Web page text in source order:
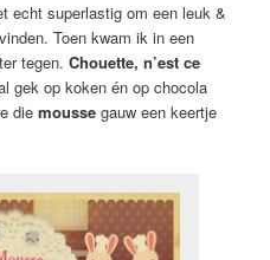
echt superlastig om een leuk &
Toen kwam ik in een
tegen.Chouette, n’est ce
gek op koken én op chocola
diemousse gauw een keertje